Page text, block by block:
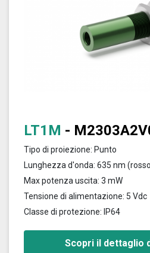
LT1M -
Tipo di proiezione: Punto
Lunghezza d'onda: 635 nm
Max potenza uscita: 3 mW
Tensione di alimentazione: 5 Vdc
Classe di protezione: IP64
Scopri il dettaglio